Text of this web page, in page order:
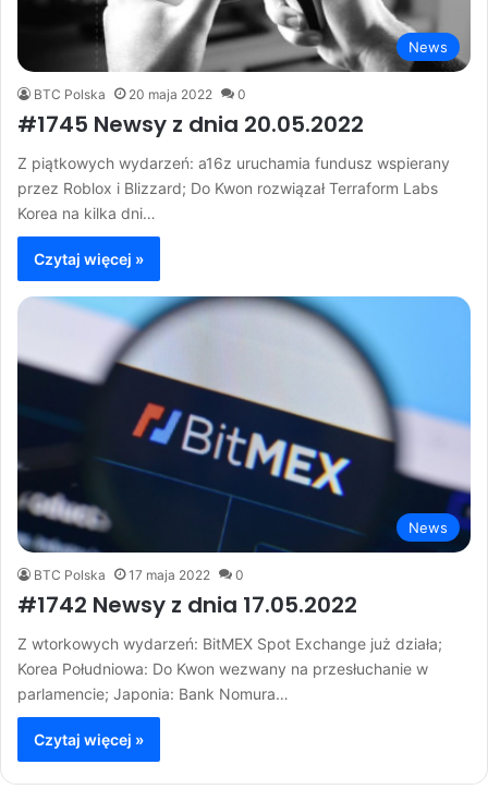
News
BTC Polska 20 maja 2022 0
#1745 Newsy z dnia 20.05.2022
Z piątkowych wydarzeń: a16z uruchamia fundusz wspierany
przez Roblox i Blizzard; Do Kwon rozwiązał Terraform Labs
Korea na kilka dni…
Czytaj więcej »
News
BTC Polska 17 maja 2022 0
#1742 Newsy z dnia 17.05.2022
Z wtorkowych wydarzeń: BitMEX Spot Exchange już działa;
Korea Południowa: Do Kwon wezwany na przesłuchanie w
parlamencie; Japonia: Bank Nomura…
Czytaj więcej »